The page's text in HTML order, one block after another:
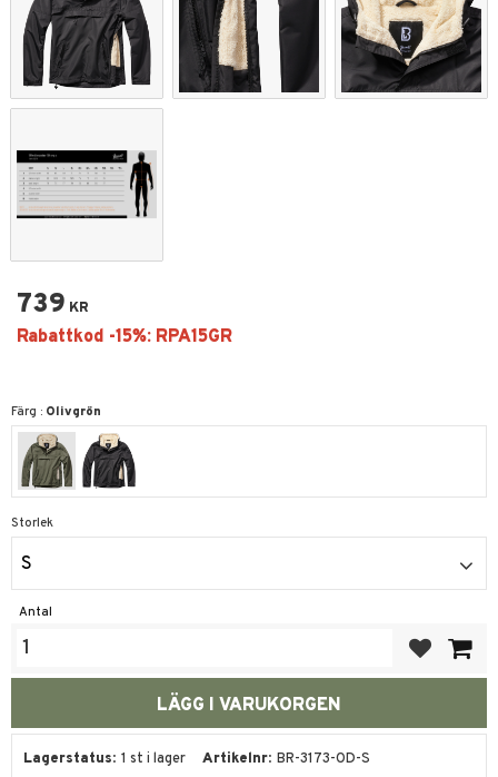
739 KR
Färg : Olivgrön
Storlek
S
Antal
Lagerstatus 1 st i lager Artikelnr BR-3173-OD-S